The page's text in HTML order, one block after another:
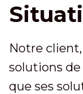
Notre
solutions
que ses